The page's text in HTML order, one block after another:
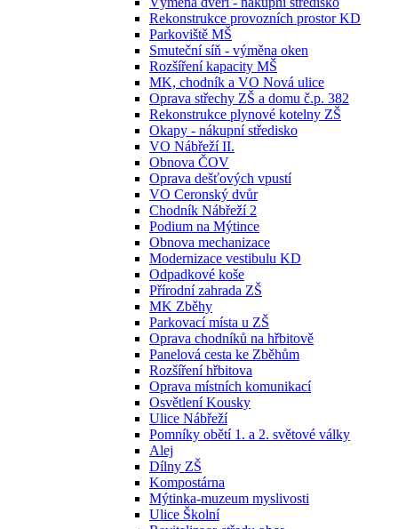
Rekonstrukce provozních prostor KD
Parkoviště MŠ
Smuteční síň - výměna oken
Rozšíření kapacity MŠ
MK, chodník a VO Nová ulice
Oprava střechy ZŠ a domu č.p. 382
Rekonstrukce plynové kotelny ZŠ
Okapy - nákupní středisko
VO Nábřeží II.
Obnova ČOV
Oprava dešťových vpustí
VO Ceronský dvůr
Chodník Nábřeží 2
Podium na Mýtince
Obnova mechanizace
Modernizace vestibulu KD
Odpadkové koše
Přírodní zahrada ZŠ
MK Zběhy
Parkovací místa u ZŠ
Oprava chodníků na hřbitově
Panelová cesta ke Zběhům
Rozšíření hřbitova
Oprava místních komunikací
Osvětlení Kousky
Ulice Nábřeží
Pomníky obětí 1. a 2. světové války
Alej
Dílny ZŠ
Kompostárna
Mýtinka-muzeum myslivosti
Ulice Školní